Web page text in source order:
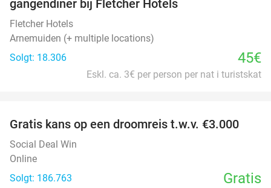
gangendiner bij Fletcher Hotels
Fletcher Hotels
Arnemuiden (+ multiple locations)
Solgt: 18.306
45€
Eskl. ca. 3€ per person per nat i turistskat
Gratis kans op een droomreis t.w.v. €3.000
Social Deal Win
Online
Solgt: 186.763
Gratis